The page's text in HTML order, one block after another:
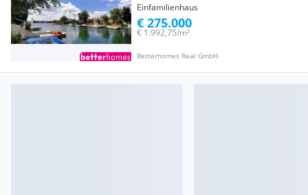
Einfamilienhaus
Betterhomes Real GmbH
€ 1.992,75/m²
€ 275.000